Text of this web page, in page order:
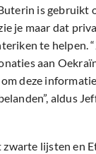
is gebruikt
je maar dat
te helpen.
aan
deze
aldus
lijsten en